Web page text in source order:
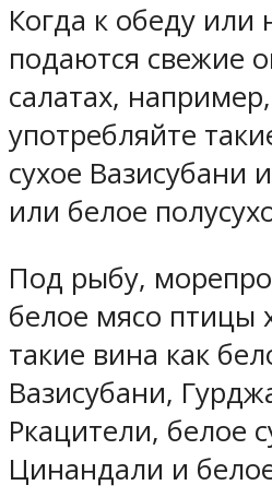
Когда к обеду или
подаются свежие
салатах,
употребляйте
сухое Вазисубани
или белое
Под рыбу,
белое мясо птицы
такие вина как
Вазисубани,
Ркацители, белое
Цинандали и